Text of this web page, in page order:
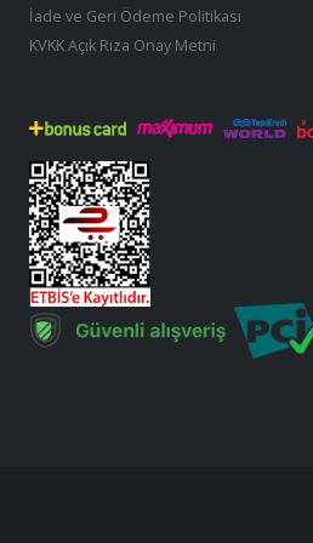
İade ve Geri Ödeme Politikası
KVKK Açık Rıza Onay Metni